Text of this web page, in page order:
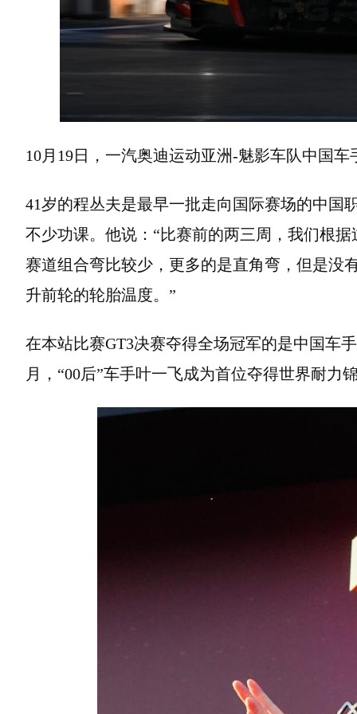
10月19日，一汽奥迪运动亚洲-魅影车队中国
41岁的程丛夫是最早一批走向国际赛场的中国
不少功课。他说：“比赛前的两三周，我们根
赛道组合弯比较少，更多的是直角弯，但是没
升前轮的轮胎温度。”
在本站比赛GT3决赛夺得全场冠军的是中国车
月，“00后”车手叶一飞成为首位夺得世界耐力